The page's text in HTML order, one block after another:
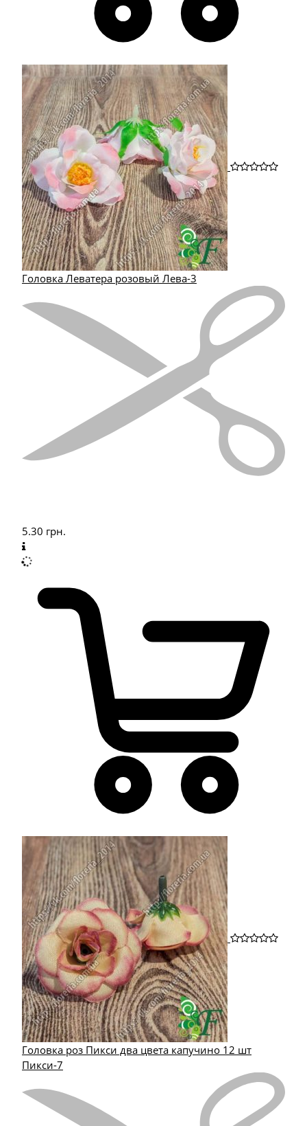
Головка Леватера розовый Лева-3
5.30 грн.
Головка роз Пикси два цвета капучино 12 шт
Пикси-7